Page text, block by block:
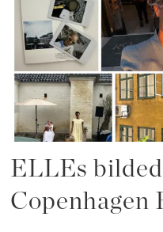
ELLEs
Copenhagen